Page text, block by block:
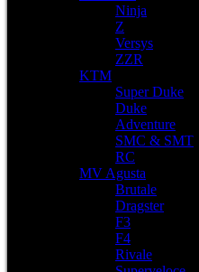
Ninja
Z
Versys
ZZR
KTM
Super Duke
Duke
Adventure
SMC & SMT
RC
MV Agusta
Brutale
Dragster
F3
F4
Rivale